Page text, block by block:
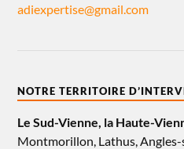
adiexpertise@gmail.com
NOTRE TERRITOIRE
Le Sud-Vienne, la Haute-
Montmorillon, Lathus,